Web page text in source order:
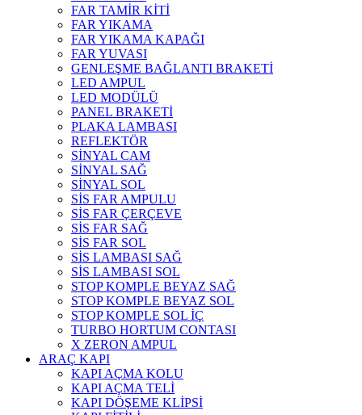
FAR TAMİR KİTİ
FAR YIKAMA
FAR YIKAMA KAPAĞI
FAR YUVASI
GENLEŞME BAĞLANTI BRAKETİ
LED AMPUL
LED MODÜLÜ
PANEL BRAKETİ
PLAKA LAMBASI
REFLEKTÖR
SİNYAL CAM
SİNYAL SAĞ
SİNYAL SOL
SİS FAR AMPULU
SİS FAR ÇERÇEVE
SİS FAR SAĞ
SİS FAR SOL
SİS LAMBASI SAĞ
SİS LAMBASI SOL
STOP KOMPLE BEYAZ SAĞ
STOP KOMPLE BEYAZ SOL
STOP KOMPLE SOL İÇ
TURBO HORTUM CONTASI
X ZERON AMPUL
ARAÇ KAPI
KAPI AÇMA KOLU
KAPI AÇMA TELİ
KAPI DÖŞEME KLİPSİ